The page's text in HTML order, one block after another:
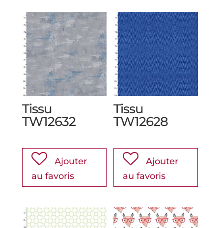
Tissu
TW12632
Ajouter
au favoris
Tissu
TW12628
Ajouter
au favoris